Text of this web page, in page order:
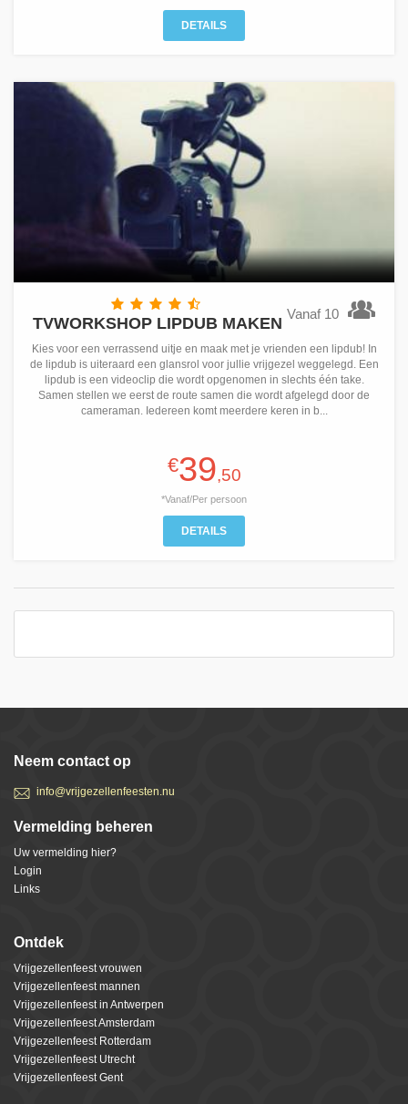
DETAILS
Vanaf 10
TVWORKSHOP LIPDUB MAKEN
Kies voor een verrassend uitje en maak met je vrienden een lipdub! In
de lipdub is uiteraard een glansrol voor jullie vrijgezel weggelegd. Een
lipdub is een videoclip die wordt opgenomen in slechts één take.
Samen stellen we eerst de route samen die wordt afgelegd door de
cameraman. Iedereen komt meerdere keren in b...
€39,50
*Vanaf/Per persoon
DETAILS
Neem contact op
info@vrijgezellenfeesten.nu
Vermelding beheren
Uw vermelding hier?
Login
Links
Ontdek
Vrijgezellenfeest vrouwen
Vrijgezellenfeest mannen
Vrijgezellenfeest in Antwerpen
Vrijgezellenfeest Amsterdam
Vrijgezellenfeest Rotterdam
Vrijgezellenfeest Utrecht
Vrijgezellenfeest Gent